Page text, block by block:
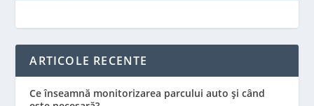
ARTICOLE RECENTE
Ce înseamnă monitorizarea parcului auto și când